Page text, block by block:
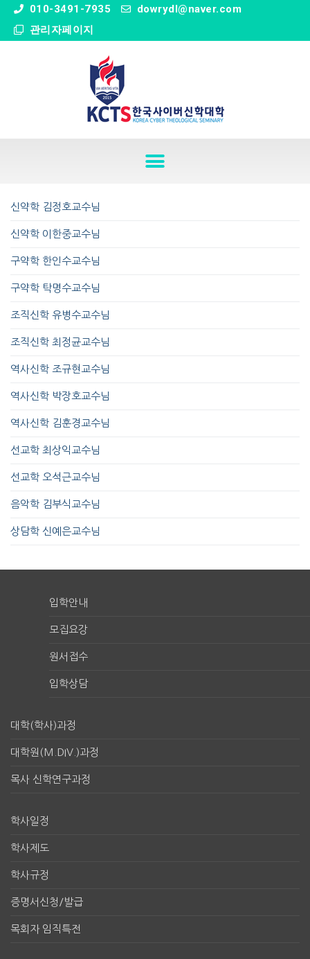
010-3491-7935
dowrydl@naver.com
관리자페이지
신약학 김정호교수님
신약학 이한중교수님
구약학 한인수교수님
구약학 탁명수교수님
조직신학 유병수교수님
조직신학 최정균교수님
역사신학 조규현교수님
역사신학 박장호교수님
역사신학 김훈경교수님
선교학 최상익교수님
선교학 오석근교수님
음악학 김부식교수님
상담학 신예은교수님
입학안내
모집요강
원서접수
입학상담
대학(학사)과정
대학원(M.DIV.)과정
목사 신학연구과정
학사일정
학사제도
학사규정
증명서신청/발급
목회자 임직특전